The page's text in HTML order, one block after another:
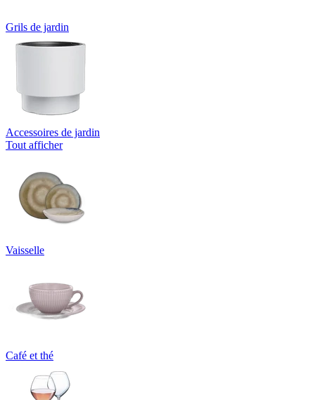
Grils de jardin
Accessoires de jardin
Tout afficher
Vaisselle
Café et thé